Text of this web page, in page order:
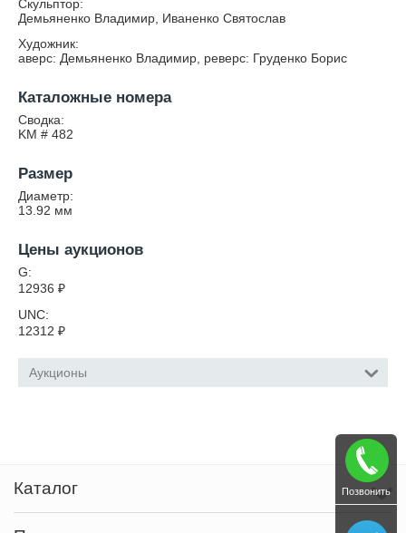
Скульптор:
Демьяненко Владимир, Иваненко Святослав
Художник:
аверс: Демьяненко Владимир, реверс: Груденко Борис
Каталожные номера
Сводка:
KM # 482
Размер
Диаметр:
13.92 мм
Цены аукционов
G:
12936 ₽
UNC:
12312 ₽
Аукционы
Каталог Позвонить